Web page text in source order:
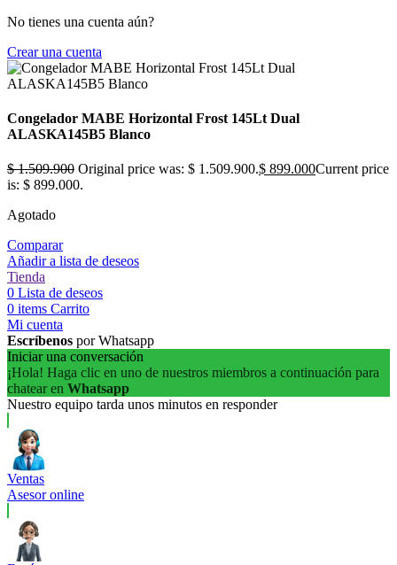
No tienes una cuenta aún?
Crear una cuenta
Congelador MABE Horizontal Frost 145Lt Dual
ALASKA145B5 Blanco
$1.509.900 Original price was: $ 1.509.900.$ 899.000Current price
is: $ 899.000.
Agotado
Comparar
Añadir a lista de deseos
Tienda
0 Lista de deseos
0 items Carrito
Mi cuenta
Escríbenos por Whatsapp
Iniciar una conversación
¡Hola! Haga clic en uno de nuestros miembros a continuación para
chatear en Whatsapp
Nuestro equipo tarda unos minutos en responder
Ventas
Asesor online